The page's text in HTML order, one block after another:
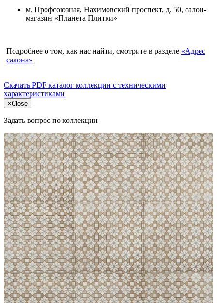
м. Профсоюзная, Нахимовский проспект, д. 50, салон-
магазин «Планета Плитки»
Подробнее о том, как нас найти, смотрите в разделе «Адрес
салона»
Скачать PDF каталог коллекции с техническими
характеристиками
×Close
Задать вопрос по коллекции